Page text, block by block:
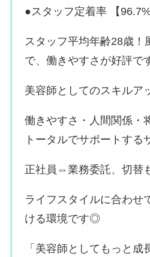
●スタッフ定着率 【96.7%
スタッフ平均年齢28歳！
で、働きやすさが好評で
美容師としてのスキルア
働きやすさ・人間関係・
トータルでサポートする
正社員⇔業務委託、切替
ライフスタイルに合わせ
ける環境です◎
「美容師としてもっと成